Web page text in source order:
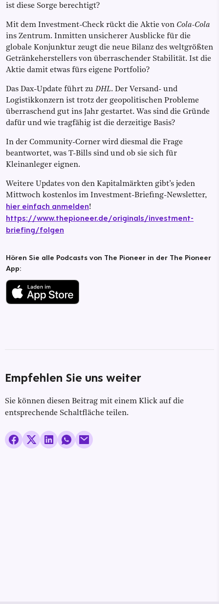
ist diese Sorge berechtigt?
Mit dem Investment-Check rückt die Aktie von Cola-Cola
ins Zentrum. Inmitten unsicherer Ausblicke für die
globale Konjunktur zeugt die neue Bilanz des weltgrößten
Getränkeherstellers von überraschender Stabilität. Ist die
Aktie damit etwas fürs eigene Portfolio?
Das Dax-Update führt zu DHL. Der Versand- und
Logistikkonzern ist trotz der geopolitischen Probleme
überraschend gut ins Jahr gestartet. Was sind die Gründe
dafür und wie tragfähig ist die derzeitige Basis?
In der Community-Corner wird diesmal die Frage
beantwortet, was T-Bills sind und ob sie sich für
Kleinanleger eignen.
Weitere Updates von den Kapitalmärkten gibt’s jeden
Mittwoch kostenlos im Investment-Briefing-Newsletter,
hier einfach anmelden!
https://www.thepioneer.de/originals/investment-
briefing/folgen
Hören Sie alle Podcasts von The Pioneer in der The Pioneer
App:
Empfehlen Sie uns weiter
Sie können diesen Beitrag mit einem Klick auf die
entsprechende Schaltfläche teilen.